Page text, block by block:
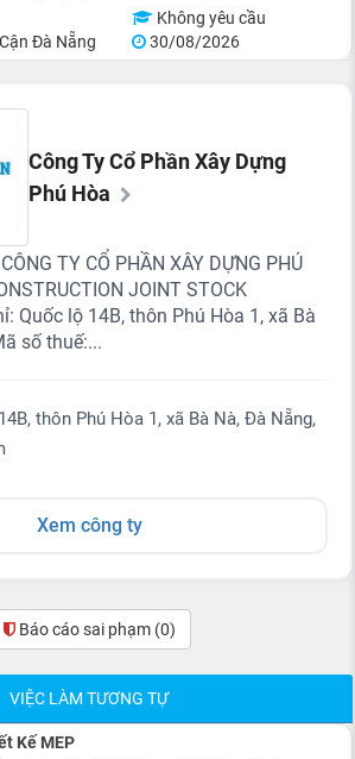
Không yêu cầu
Đà Nẵng
30/08/2026
Công Ty Cổ Phần Xây Dựng
Phú Hòa
TY CỔ PHẦN XÂY DỰNG PHÚ
JOINT STOCK
Quốc lộ 14B, thôn Phú Hòa 1, xã Bà
số thuế:...
thôn Phú Hòa 1, xã Bà Nà, Đà Nẵng,
Xem công ty
Báo cáo sai phạm (0)
VIỆC LÀM TƯƠNG TỰ
Kế MEP